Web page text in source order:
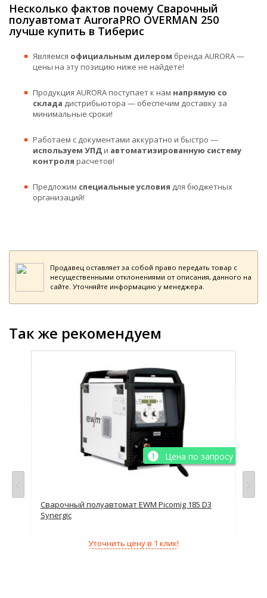
Несколько фактов почему Сварочный
полуавтомат AuroraPRO OVERMAN 250
лучше купить в Тиберис
Являемся официальным дилером бренда AURORA —
цены на эту позицию ниже не найдете!
Продукция AURORA поступает к нам напрямую со
склада дистрибьютора — обеспечим доставку за
минимальные сроки!
Работаем с документами аккуратно и быстро —
используем УПДи автоматизированную систему
контроля расчетов!
Предложим специальные условия для бюджетных
организаций!
Продавец оставляет за собой право передать товар с
несущественными отклонениями от описания, данного на
сайте. Уточняйте информацию у менеджера.
Так же рекомендуем
Цена по запросу
Сварочный полуавтомат EWM Picomig 185 D3
Synergic
Уточнить цену в 1 клик!